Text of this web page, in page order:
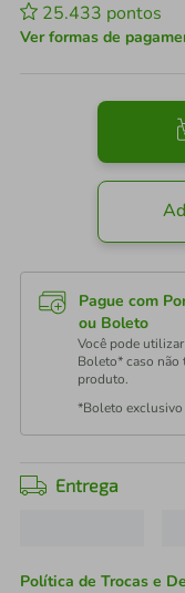
25.433 pontos
Ver formas de
Pague com
ou Boleto
Você pode
Boleto* caso não
produto.
*Boleto exclusivo
Entrega
Política de Trocas e